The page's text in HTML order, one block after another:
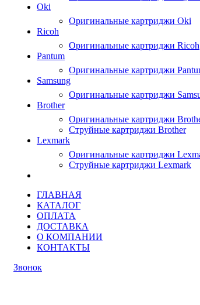
Oki
Оригинальные картриджи Oki
Ricoh
Оригинальные картриджи Ricoh
Pantum
Оригинальные картриджи
Samsung
Оригинальные картриджи
Brother
Оригинальные картриджи
Струйные картриджи Brother
Lexmark
Оригинальные картриджи
Струйные картриджи Lexmark
ГЛАВНАЯ
КАТАЛОГ
ОПЛАТА
ДОСТАВКА
О КОМПАНИИ
КОНТАКТЫ
Звонок